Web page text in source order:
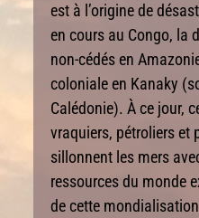
est à l’origine de
en cours au Congo, la
non-cédés en
coloniale en Kanaky
Calédonie). À ce jour,
vraquiers, pétroliers et
sillonnent les mers
ressources du monde
de cette